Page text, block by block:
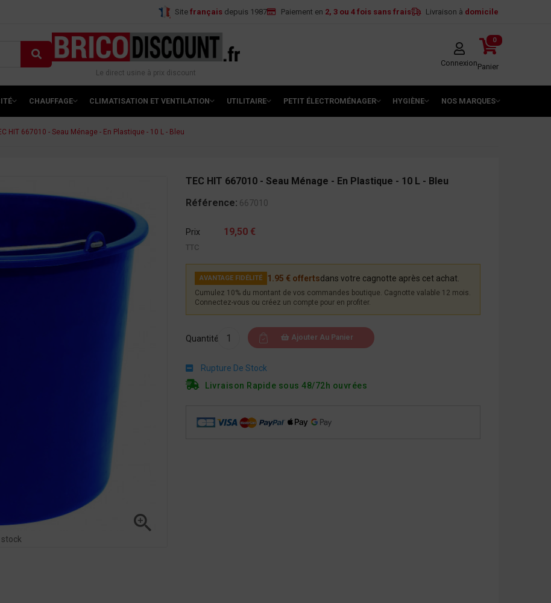
Site français depuis 1987 Paiement en 2, 3 ou 4 fois sans frais Livraison à domicile
Le direct usine à prix discount
Connexion
0
Panier
CHAUFFAGE CLIMATISATION ET VENTILATION UTILITAIRE PETIT ÉLECTROMÉNAGER HYGIÈNE NOS MARQUES
HIT 667010 - Seau Ménage - En Plastique - 10 L - Bleu

stock
TEC HIT 667010 - Seau Ménage - En Plastique - 10 L - Bleu
Référence: 667010
Prix 19,50 €
TTC
AVANTAGE FIDÉLITÉ 1.95 € offertsdans votre cagnotte après cet achat.
Cumulez 10% du montant de vos commandes boutique. Cagnotte valable 12 mois.
Connectez-vous ou créez un compte pour en profiter.
Quantité Ajouter Au Panier
Rupture De Stock
Livraison Rapide sous 48/72h ouvrées